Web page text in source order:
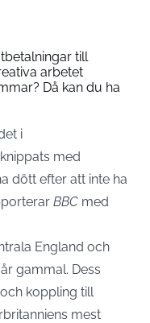
till
arbetet
Då kan du ha
i
med
dött efter att inte ha
BBC med
England och
gammal. Dess
koppling till
mest